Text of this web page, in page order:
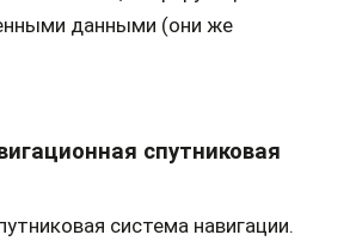
данными (они же
спутниковая
система навигации.